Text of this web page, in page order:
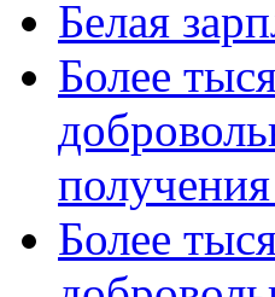
Белая
Более
Более